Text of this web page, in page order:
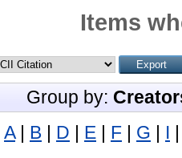
Items
Group by:
A| B | D | E | F | G | I